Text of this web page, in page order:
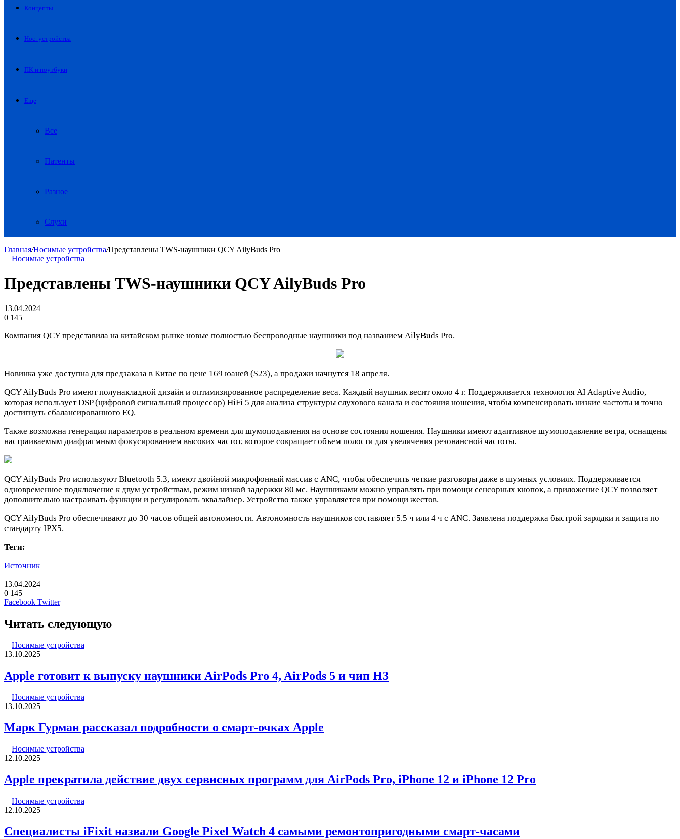
Концепты
Нос. устройства
ПК и ноутбуки
Еще
Все
Патенты
Разное
Слухи
Главная/Носимые устройства/Представлены TWS-наушники QCY AilyBuds Pro
Носимые устройства
Представлены TWS-наушники QCY AilyBuds Pro
13.04.2024
0 145
Компания QCY представила на китайском рынке новые полностью беспроводные наушники под названием AilyBuds Pro.
Новинка уже доступна для предзаказа в Китае по цене 169 юаней ($23), а продажи начнутся 18 апреля.
QCY AilyBuds Pro имеют полунакладной дизайн и оптимизированное распределение веса. Каждый наушник весит около 4 г. Поддерживается технология AI Adaptive Audio,
которая использует DSP (цифровой сигнальный процессор) HiFi 5 для анализа структуры слухового канала и состояния ношения, чтобы компенсировать низкие частоты и точно
достигнуть сбалансированного EQ.
Также возможна генерация параметров в реальном времени для шумоподавления на основе состояния ношения. Наушники имеют адаптивное шумоподавление ветра, оснащены
настраиваемым диафрагмным фокусированием высоких частот, которое сокращает объем полости для увеличения резонансной частоты.
QCY AilyBuds Pro используют Bluetooth 5.3, имеют двойной микрофонный массив с ANC, чтобы обеспечить четкие разговоры даже в шумных условиях. Поддерживается
одновременное подключение к двум устройствам, режим низкой задержки 80 мс. Наушниками можно управлять при помощи сенсорных кнопок, а приложение QCY позволяет
дополнительно настраивать функции и регулировать эквалайзер. Устройство также управляется при помощи жестов.
QCY AilyBuds Pro обеспечивают до 30 часов общей автономности. Автономность наушников составляет 5.5 ч или 4 ч с ANC. Заявлена поддержка быстрой зарядки и защита по
стандарту IPX5.
Теги:
Источник
13.04.2024
0 145
Facebook TwitterLinkedIn
Pinterest
Вконтакте
Одноклассники
Skype
WhatsApp
Telegram
Viber
Читать следующую
Носимые устройства
13.10.2025
Apple готовит к выпуску наушники AirPods Pro 4, AirPods 5 и чип H3
Носимые устройства
13.10.2025
Марк Гурман рассказал подробности о смарт-очках Apple
Носимые устройства
12.10.2025
Apple прекратила действие двух сервисных программ для AirPods Pro, iPhone 12 и iPhone 12 Pro
Носимые устройства
12.10.2025
Специалисты iFixit назвали Google Pixel Watch 4 самыми ремонтопригодными смарт-часами